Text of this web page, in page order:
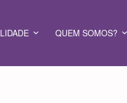
QUEM SOMOS?